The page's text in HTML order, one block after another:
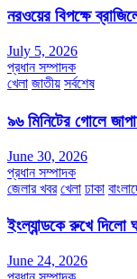
নরওয়ের বিপক্ষে
July 5, 2026
প্রধান সম্পাদক
খেলা জাতীয় সর্বশেষ
৯৬ মিনিটের গোলে
June 30, 2026
প্রধান সম্পাদক
জেলার খবর খেলা ঢাকা
ইংল্যান্ডকে রুখে দিলো
June 24, 2026